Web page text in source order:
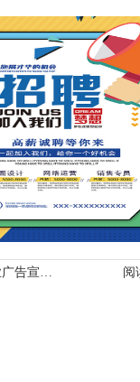
高薪诚聘企业广告宣传单设计 阅